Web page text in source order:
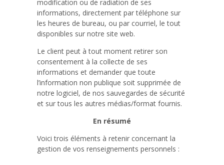
modification ou de radiation de ses
informations, directement par téléphone sur
les heures de bureau, ou par courriel, le tout
disponibles sur notre site web.
Le client peut à tout moment retirer son
consentement à la collecte de ses
informations et demander que toute
l’information non publique soit supprimée de
notre logiciel, de nos sauvegardes de sécurité
et sur tous les autres médias/format fournis.
En résumé
Voici trois éléments à retenir concernant la
gestion de vos renseignements personnels :